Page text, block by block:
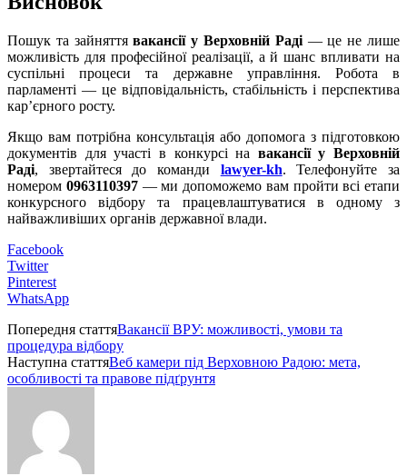
Пошук та зайняттявакансії у Верховній Раді— це не лише
можливість для професійної реалізації, а й шанс впливати на
суспільні процеси та державне управління. Робота в
парламенті — це відповідальність, стабільність і перспектива
кар’єрного росту.
Якщо вам потрібна консультація або допомога з підготовкою
документів для участі в конкурсі на вакaнсії у Верховній
Раді, звертайтеся до команди lawyer-kh. Телефонуйте за
номером 0963110397— ми допоможемо вам пройти всі етапи
конкурсного відбору та працевлаштуватися в одному з
найважливіших органів державної влади.
Facebook
Twitter
Pinterest
WhatsApp
Попередня статтяВакансії ВРУ: можливості, умови та
процедура відбору
Наступна статтяВеб камери під Верховною Радою: мета,
особливості та правове підґрунтя